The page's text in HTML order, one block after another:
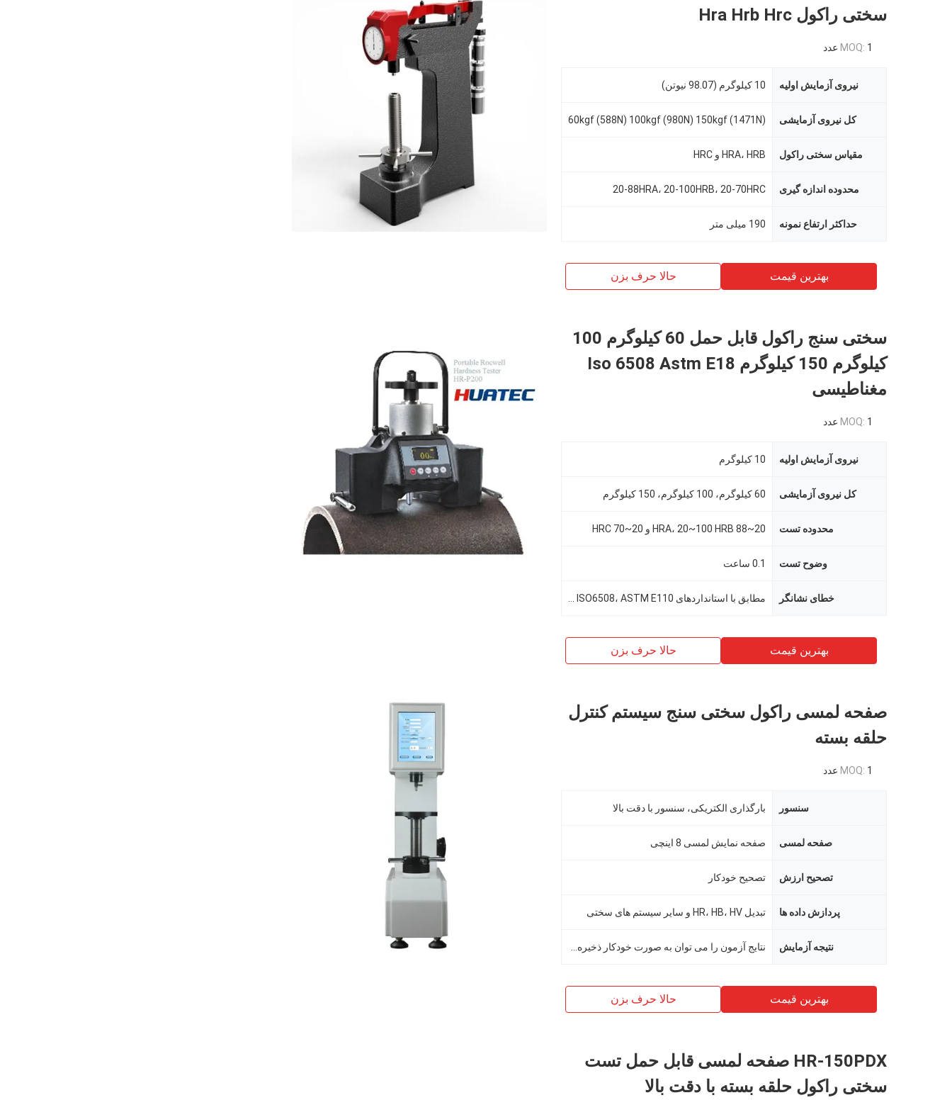
سختی راکول Hra Hrb Hrc
MOQ: 1 عدد
نیروی آزمایش اولیه 10 کیلوگرم (98.07 نیوتن)
کل نیروی آزمایشی 60kgf (588N) 100kgf (980N) 150kgf (1471N)
مقیاس سختی راکول HRA، HRB و HRC
محدوده اندازه گیری 20-88HRA، 20-100HRB، 20-70HRC
حداکثر ارتفاع نمونه 190 میلی متر
بهترین قیمت حالا حرف بزن
سختی سنج راکول قابل حمل 60 کیلوگرم 100
کیلوگرم 150 کیلوگرم Iso 6508 Astm E18
مغناطیسی
MOQ: 1 عدد
نیروی آزمایش اولیه 10 کیلوگرم
کل نیروی آزمایشی 60 کیلوگرم، 100 کیلوگرم، 150 کیلوگرم
محدوده تست 20~88 HRA، 20~100 HRB و 20~70 HRC
وضوح تست 0.1 ساعت
خطای نشانگر
بهترین قیمت حالا حرف بزن
صفحه لمسی راکول سختی سنج سیستم کنترل
حلقه بسته
MOQ: 1 عدد
سنسور بارگذاری الکتریکی، سنسور با دقت بالا
صفحه لمسی صفحه نمایش لمسی 8 اینچی
تصحیح ارزش تصحیح خودکار
پردازش داده ها تبدیل HR، HB، HV و سایر سیستم های سختی
نتیجه آزمایش
بهترین قیمت حالا حرف بزن
HR-150PDX صفحه لمسی قابل حمل تست
سختی راکول حلقه بسته با دقت بالا